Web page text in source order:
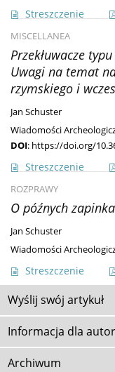
Streszczenie
MISCELLANEA
Przekłuwacze
Uwagi na temat
rzymskiego i
Jan Schuster
Wiadomości
DOI: https://doi.org/
Streszczenie
ROZPRAWY
O późnych
Jan Schuster
Wiadomości
Streszczenie
Wyślij swój artykuł
Informacja dla
Archiwum